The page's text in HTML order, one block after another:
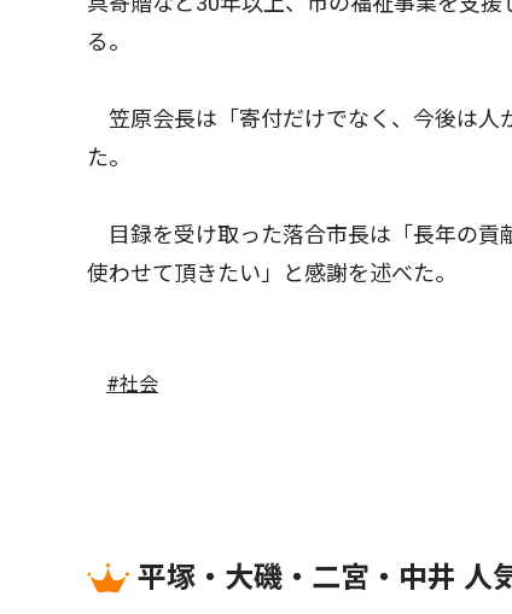
る。
笠原会長は「寄付だけでなく、今後は人
た。
目録を受け取った落合市長は「長年の貢
使わせて頂きたい」と感謝を述べた。
#社会
平塚・大磯・二宮・中井 人